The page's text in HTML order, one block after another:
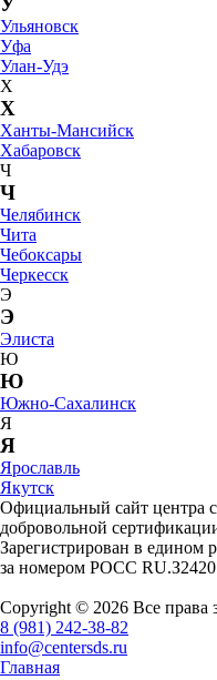
Ульяновск
Уфа
Улан-Удэ
Х
Х
Ханты-Мансийск
Хабаровск
Ч
Ч
Челябинск
Чита
Чебоксары
Черкесск
Э
Э
Элиста
Ю
Ю
Южно-Сахалинск
Я
Я
Ярославль
Якутск
Официальный сайт центра
добровольной
Зарегистрирован в едином
за номером РОСС
Copyright © 2026 Все
8 (981) 242-38-82
info@centersds.ru
Главная